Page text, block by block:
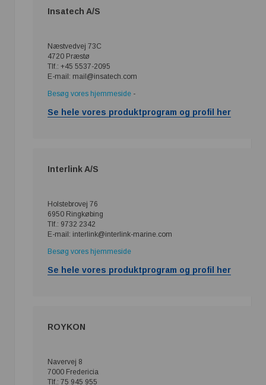
Insatech A/S
Næstvedvej 73C
4720 Præstø
Tlf.: +45 5537-2095
E-mail: mail@insatech.com
Besøg vores hjemmeside -
Se hele vores produktprogram og profil her
Interlink A/S
Holstebrovej 76
6950 Ringkøbing
Tlf.: 9732 2342
E-mail: interlink@interlink-marine.com
Besøg vores hjemmeside
Se hele vores produktprogram og profil her
ROYKON
Navervej 8
7000 Fredericia
Tlf.: 75 945 955